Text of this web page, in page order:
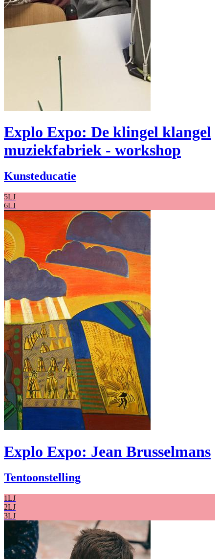
Explo Expo: De klingel klangel
muziekfabriek - workshop
Kunsteducatie
5LJ
6LJ
Explo Expo: Jean Brusselmans
Tentoonstelling
1LJ
2LJ
3LJ